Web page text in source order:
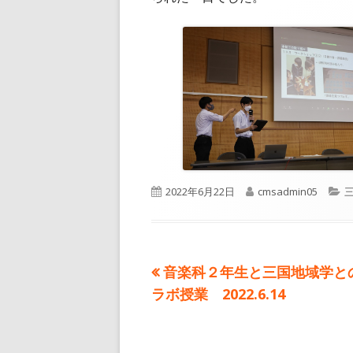
公
2022年6月22日
作
cmsadmin05
カ
投前
の
音楽科２年生と三国地域学と
ラボ授業 2022.6.14